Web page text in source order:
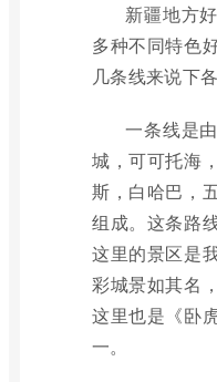
新疆地方
多种不同特色
几条线来说下
一条线是
城，可可托海
斯，白哈巴，
组成。这条路
这里的景区是
彩城景如其名
这里也是《卧
一。